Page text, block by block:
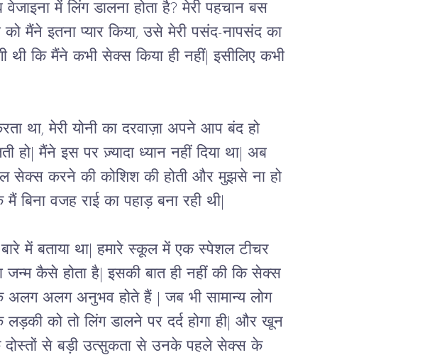
में लिंग डालना होता है? मेरी पहचान बस
मैंने इतना प्यार किया, उसे मेरी पसंद-नापसंद का
थी कि मैंने कभी सेक्स किया ही नहीं| इसीलिए कभी
था, मेरी योनी का दरवाज़ा अपने आप बंद हो
हो| मैंने इस पर ज़्यादा ध्यान नहीं दिया था| अब
सेक्स करने की कोशिश की होती और मुझसे ना हो
बिना वजह राई का पहाड़ बना रही थी|
में बताया था| हमारे स्कूल में एक स्पेशल टीचर
जन्म कैसे होता है| इसकी बात ही नहीं की कि सेक्स
अलग अलग अनुभव होते हैं | जब भी सामान्य लोग
को तो लिंग डालने पर दर्द होगा ही| और खून
दोस्तों से बड़ी उत्सुकता से उनके पहले सेक्स के